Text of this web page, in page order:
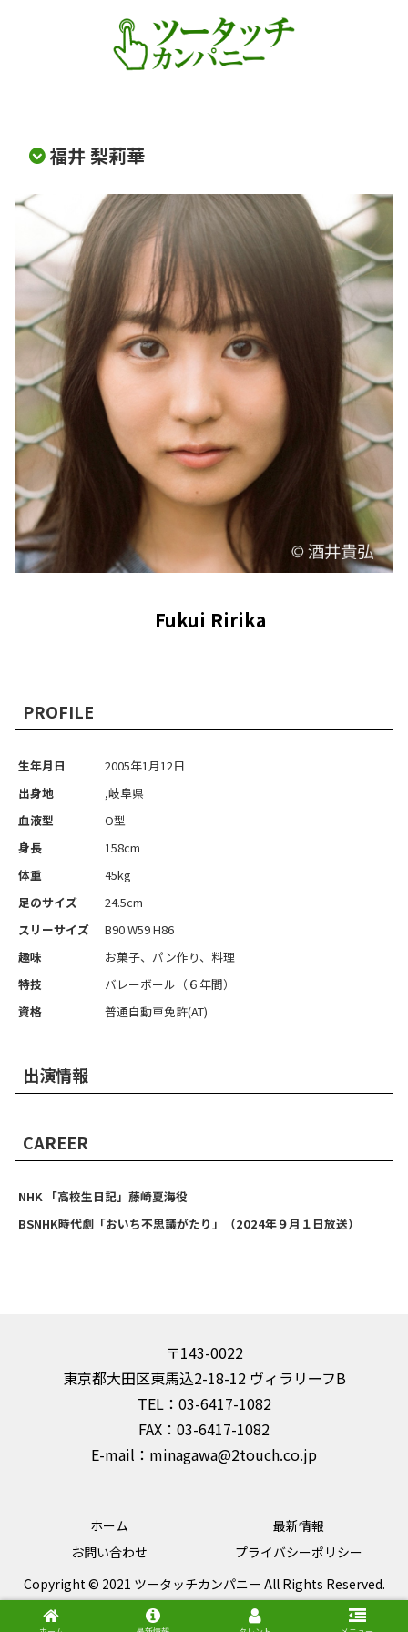
福井 梨莉華
Fukui Ririka
PROFILE
生年月日
2005年1月12日
出身地
,岐阜県
血液型
O型
身⻑
158cm
体重
45kg
足のサイズ
24.5cm
スリーサイズ
B90 W59 H86
趣味
お菓子、パン作り、料理
特技
バレーボール（６年間）
資格
普通自動車免許(AT)
出演情報
CAREER
NHK 「高校生日記」藤崎夏海役
BSNHK時代劇「おいち不思議がたり」（2024年９月１日放送）
〒143-0022
東京都大田区東馬込2-18-12 ヴィラリーフB
TEL：03-6417-1082
FAX：03-6417-1082
E-mail：minagawa@2touch.co.jp
ホーム
最新情報
お問い合わせ
プライバシーポリシー
Copyright © 2021 ツータッチカンパニー All Rights Reserved.